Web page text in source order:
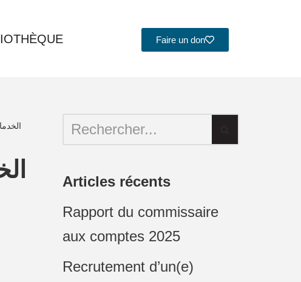
Faire un don
Articles récents
Rapport du commissaire
aux comptes 2025
Recrutement d’un(e)